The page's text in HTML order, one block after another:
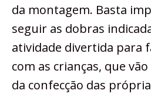
da montagem. Basta
seguir as dobras
atividade divertida para
com as crianças, que
da confecção das